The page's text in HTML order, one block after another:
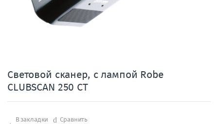
Световой сканер, с лампой Robe
CLUBSCAN 250 CT
В закладки Сравнить